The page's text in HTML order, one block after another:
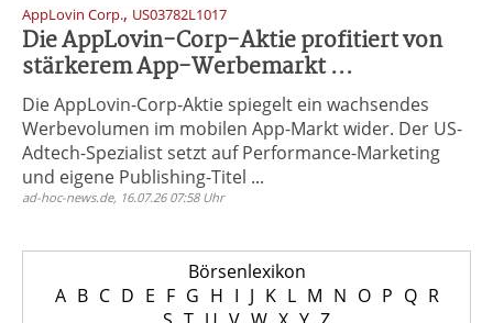
AppLovin Corp., US03782L1017
Die AppLovin-Corp-Aktie profitiert von
stärkerem App-Werbemarkt ...
Die AppLovin-Corp-Aktie spiegelt ein wachsendes
Werbevolumen im mobilen App-Markt wider. Der US-
Adtech-Spezialist setzt auf Performance-Marketing
und eigene Publishing-Titel ...
ad-hoc-news.de, 16.07.26 07:58 Uhr
Börsenlexikon
A B C D E F G H I J K L M N O P Q R